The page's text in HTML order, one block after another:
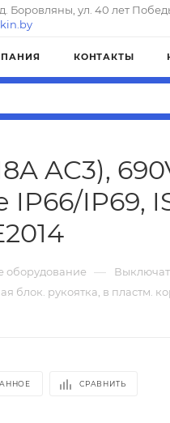
Боровляны, ул. 40 лет
КОНТАКТЫ
AC3),
IP69,
оборудование —
блок. рукоятка, в пластм.
СРАВНИТЬ